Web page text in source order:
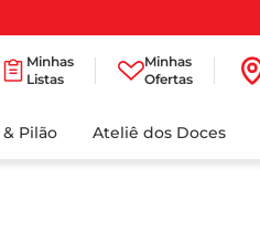
Minhas
Listas
Minhas
Ofertas
& Pilão Ateliê dos Doces